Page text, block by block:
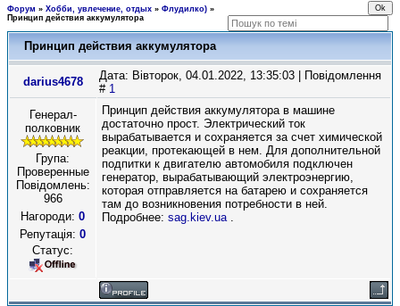
Форум » Хобби, увлечение, отдых » Флудилко) »
Принцип действия аккумулятора
Принцип действия аккумулятора
darius4678
Дата: Вівторок, 04.01.2022, 13:35:03 | Повідомлення
# 1
Генерал-
полковник
Група:
Проверенные
Повідомлень:
966
Нагороди: 0
Репутація: 0
Статус:
Принцип действия аккумулятора в машине
достаточно прост. Электрический ток
вырабатывается и сохраняется за счет химической
реакции, протекающей в нем. Для дополнительной
подпитки к двигателю автомобиля подключен
генератор, вырабатывающий электроэнергию,
которая отправляется на батарею и сохраняется
там до возникновения потребности в ней.
Подробнее: sag.kiev.ua.